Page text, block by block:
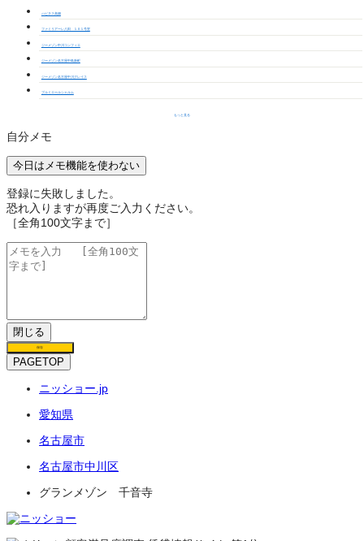
ハピネス高畑
ファミリアーレ八田 １０１号室
ジーメゾン中川コンフィエ
ジーメゾン名古屋中島新町
ジーメゾン名古屋中川グレイス
プルミエールシャルム
もっと見る
自分メモ
今日はメモ機能を使わない
登録に失敗しました。
恐れ入りますが再度ご入力ください。
［全角100文字まで］
閉じる
保存
PAGETOP
ニッショー.jp
愛知県
名古屋市
名古屋市中川区
グランメゾン 千音寺